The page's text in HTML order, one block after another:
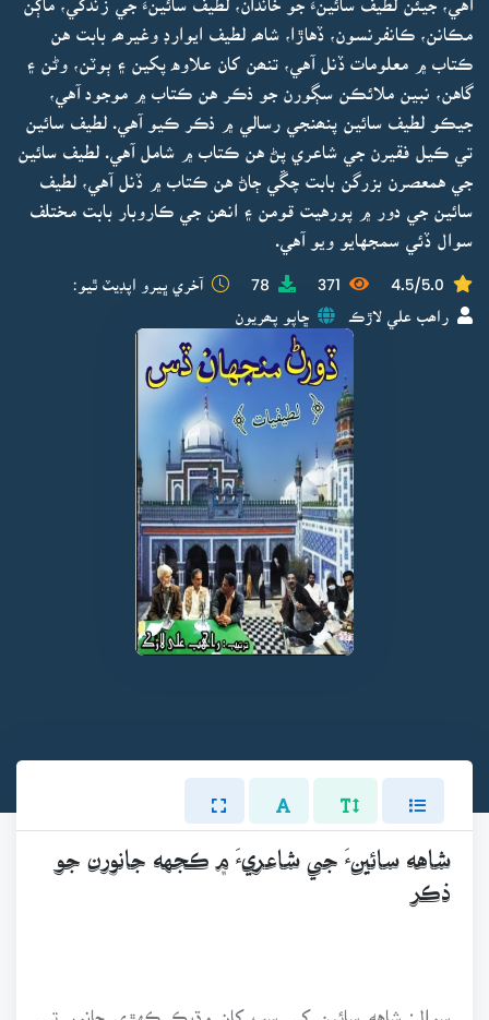
مڪانن، ڪانفرنسون، ڏهاڙا، شاھہ لطيف ايوارڊ وغيرھہ بابت هن
ڪتاب ۾ معلومات ڏنل آهي، تنھن کان علاوه پکين ۽ ٻوٽن، وڻن ۽
گاهن، نبين ملائڪن سڳورن جو ذڪر هن ڪتاب ۾ موجود آهي،
جيڪو لطيف سائين پنھنجي رسالي ۾ ذڪر ڪيو آهي. لطيف سائين
تي ڪيل فقيرن جي شاعري پڻ هن ڪتاب ۾ شامل آهي. لطيف سائين
جي همعصرن بزرگن بابت چڱي ڄاڻ هن ڪتاب ۾ ڏنل آهي، لطيف
سائين جي دور ۾ پورهيت قومن ۽ انھن جي ڪاروبار بابت مختلف
سوال ڏئي سمجهايو ويو آهي.
4.5/5.0
371
78 آخري ڀيرو اپڊيٽ ٿيو:
راھب علي لاڙڪ ڇاپو پھريون
شاهه سائينءَ جي شاعريءَ ۾ ڪجهه جانورن جو
ذڪر
سوال: شاهه سائين کي سڀ کان وڌيڪ ڪهڙي جانور تي